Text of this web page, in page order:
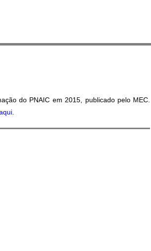
do PNAIC em 2015, publicado pelo MEC.
.